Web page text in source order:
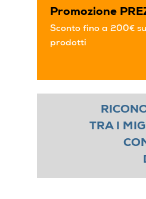
Promozione
Sconto fino a 200€
prodotti
TRA I